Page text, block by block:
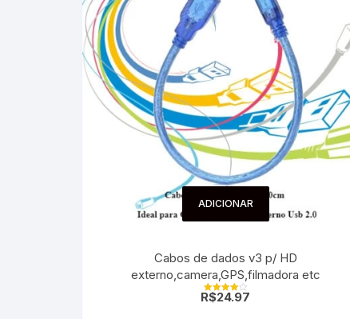
ADICIONAR
Cabos de dados v3 p/ HD
externo,camera,GPS,filmadora etc
Avaliação
R$24.97